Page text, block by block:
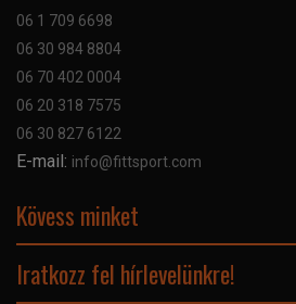
Adatvédelmi nyilatkozat
06 1 709 6698
06 30 984 8804
06 70 402 0004
06 20 318 7575
06 30 827 6122
E-mail: info@fittsport.com
Kövess minket
Iratkozz fel hírlevelünkre!